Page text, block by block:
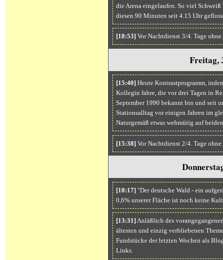
die Arena eingelaufen. So viel
diesen 90 Minuten seit 4.15 Uhr
[18:53]Vor Nachtdienst 3/4. Tage
Freitag,
[15:40]Heute Kontrastprogramm,
Kollegin fahre, die vor drei Tagen in
September 1990 bekannt bin und seit
Stationsalltag vor einigen Jahren im
Naturgemäß etwas wehmütig auf
[15:38]Vor Nachtdienst 2/4. Tage
[18:17]"Der deutsche Wald - ein
0,6% unserer Fläche ist noch keine
[13:31]Anläßlich des
ältesten und einzig verbliebenen
Fundstücke der letzten Wochen als
Links.